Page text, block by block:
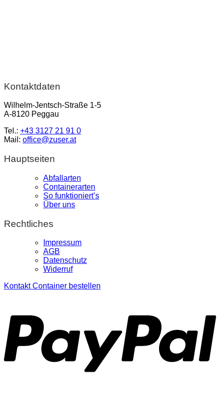
Kontaktdaten
Wilhelm-Jentsch-Straße 1-5
A-8120 Peggau
Tel.: +43 3127 21 91 0
Mail: office@zuser.at
Hauptseiten
Abfallarten
Containerarten
So funktioniert’s
Über uns
Rechtliches
Impressum
AGB
Datenschutz
Widerruf
Kontakt Container bestellen